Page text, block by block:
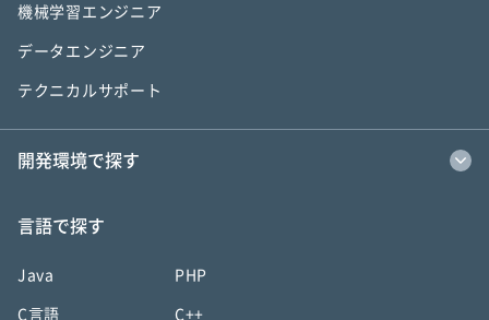
機械学習エンジニア
データエンジニア
テクニカルサポート
開発環境で探す
言語で探す
Java PHP
C言語 C++